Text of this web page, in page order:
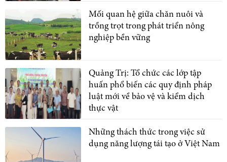
Mối quan hệ giữa chăn nuôi và
trồng trọt trong phát triển nông
nghiệp bền vững
Quảng Trị: Tổ chức các lớp tập
huấn phổ biến các quy định pháp
luật mới về bảo vệ và kiểm dịch
thực vật
Những thách thức trong việc sử
dụng năng lượng tái tạo ở Việt Nam